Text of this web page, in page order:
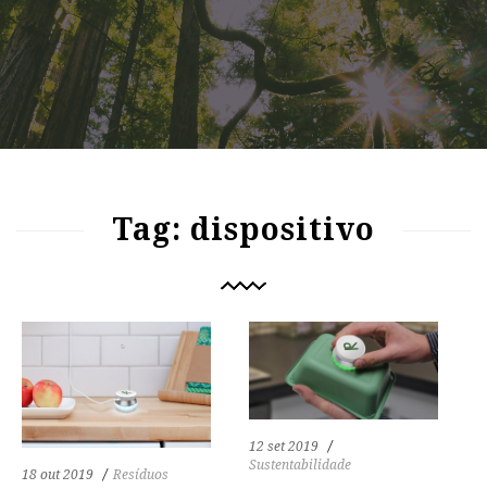
Tag: dispositivo
18 out 2019 Resíduos
12 set 2019
Sustentabilidade